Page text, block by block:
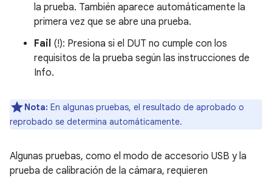
la prueba. También aparece automáticamente la
primera vez que se abre una prueba.
Fail (!): Presiona si el DUT no cumple con los
requisitos de la prueba según las instrucciones de
Info.
Nota: En algunas pruebas, el resultado de aprobado o
reprobado se determina automáticamente.
Algunas pruebas, como el modo de accesorio USB y la
prueba de calibración de la cámara, requieren